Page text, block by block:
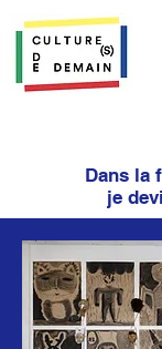
Dans la
je